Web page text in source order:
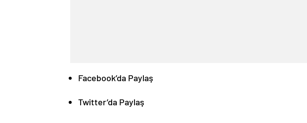
Facebook’da Paylaş
Twitter’da Paylaş